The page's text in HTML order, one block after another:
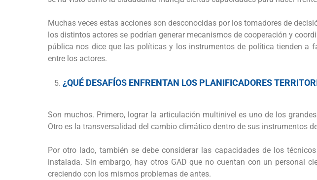
Muchas veces estas acciones son desconocidas por los tomadores de
los distintos actores se podrían generar mecanismos de cooperación y
pública nos dice que las políticas y los instrumentos de política tienden a
entre los actores.
¿QUÉ DESAFÍOS ENFRENTAN LOS PLANIFICADORES
Son muchos. Primero, lograr la articulación multinivel es uno de los
Otro es la transversalidad del cambio climático dentro de sus instrumentos
Por otro lado, también se debe considerar las capacidades de los
instalada. Sin embargo, hay otros GAD que no cuentan con un personal
creciendo con los mismos problemas de antes.